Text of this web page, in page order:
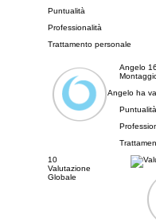
Puntualità
Professionalità
Trattamento personale
Angelo
Angelo ha
Puntualità
10
Valutazione
Globale